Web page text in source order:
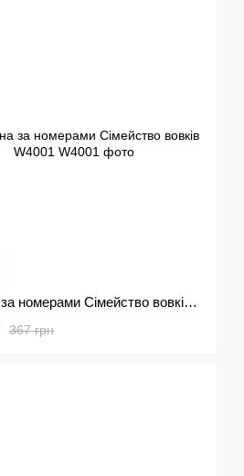
Картина за номерами Сімейство вовків W4001
367 грн